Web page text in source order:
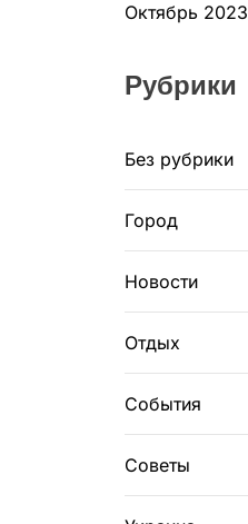
Октябрь 2023
Рубрики
Без рубрики
Город
Новости
Отдых
События
Советы